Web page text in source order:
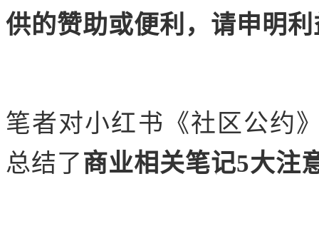
供的赞助或便利，请申明
笔者对小红书《社区公约
总结了商业相关笔记5大注